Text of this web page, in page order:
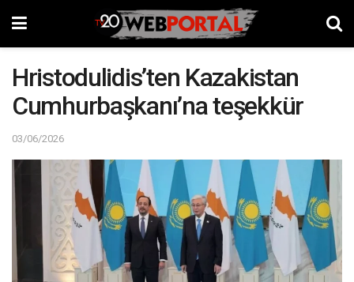
Hristodulidis’ten Kazakistan
Cumhurbaşkanı’na teşekkür
03/06/2026